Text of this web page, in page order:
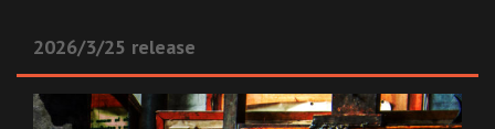
2026/3/25 release